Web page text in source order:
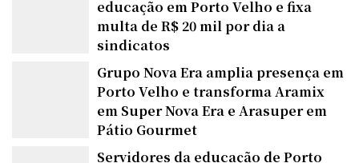
Liminar do TJRO impede greve da
educação em Porto Velho e fixa
multa de R$ 20 mil por dia a
sindicatos
Grupo Nova Era amplia presença em
Porto Velho e transforma Aramix
em Super Nova Era e Arasuper em
Pátio Gourmet